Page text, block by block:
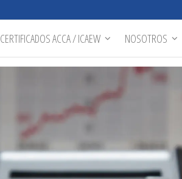
CERTIFICADOS ACCA / ICAEW NOSOTROS